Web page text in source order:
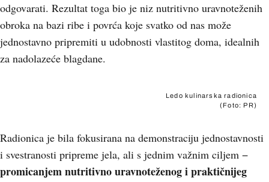
odgovarati. Rezultat toga bio je niz nutritivno uravnoteženih
obroka na bazi ribe i povrća koje svatko od nas može
jednostavno pripremiti u udobnosti vlastitog doma, idealnih
za nadolazeće blagdane.
Ledo kulinarska radionica
(Foto: PR)
Radionica je bila fokusirana na demonstraciju jednostavnosti
i svestranosti pripreme jela, ali s jednim važnim ciljem −
promicanjem nutritivno uravnoteženog i praktičnijeg